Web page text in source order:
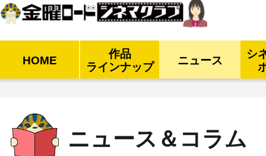
HOME
作品
ラインナップ
ニュース
シ
ニュース＆コラム